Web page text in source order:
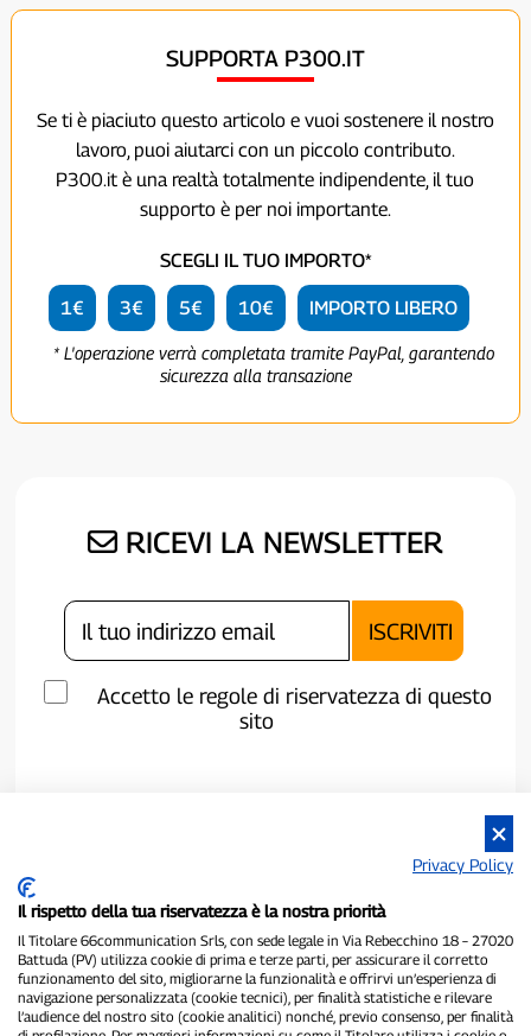
SUPPORTA P300.IT
Se ti è piaciuto questo articolo e vuoi sostenere il nostro
lavoro, puoi aiutarci con un piccolo contributo.
P300.it è una realtà totalmente indipendente, il tuo
supporto è per noi importante.
SCEGLI IL TUO IMPORTO*
1€ 3€ 5€ 10€ IMPORTO LIBERO
* L'operazione verrà completata tramite PayPal, garantendo
sicurezza alla transazione
RICEVI LA NEWSLETTER
Accetto le regole di riservatezza di questo
sito
P300.it è una Testata Giornalistica indipendente
Privacy Policy
Il rispetto della tua riservatezza è la nostra priorità
Il Titolare 66communication Srls, con sede legale in Via Rebecchino 18 – 27020
Battuda (PV) utilizza cookie di prima e terze parti, per assicurare il corretto
funzionamento del sito, migliorarne la funzionalità e offrirvi un’esperienza di
navigazione personalizzata (cookie tecnici), per finalità statistiche e rilevare
l’audience del nostro sito (cookie analitici) nonché, previo consenso, per finalità